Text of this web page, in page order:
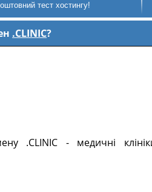
тест хостингу!
.CLINIC?
.CLINIC - медичні